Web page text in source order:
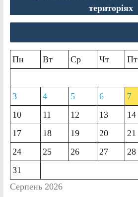
територіях
Серпень 2026
Пн Вт Ср Чт Пт
3
4 5 6 7
10
11 12 13 14
17
18 19 20 21
24
25 26 27 28
31